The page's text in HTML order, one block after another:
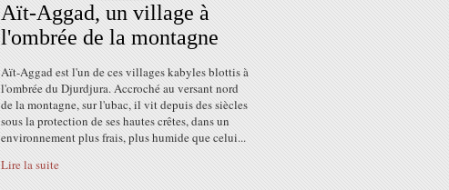
Aït-Aggad, un village à
l'ombrée de la montagne
Aït-Aggad est l'un de ces villages kabyles blottis à
l'ombrée du Djurdjura. Accroché au versant nord
de la montagne, sur l'ubac, il vit depuis des siècles
sous la protection de ses hautes crêtes, dans un
environnement plus frais, plus humide que celui...
Lire la suite